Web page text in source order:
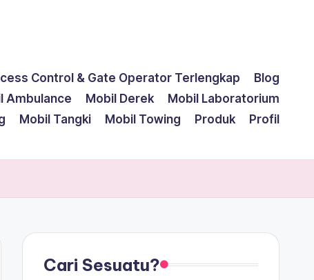
Control & Gate Operator Terlengkap
Blog
Ambulance Mobil Derek
Mobil Laboratorium
Mobil Tangki Mobil Towing Produk
Profil
Cari Sesuatu?